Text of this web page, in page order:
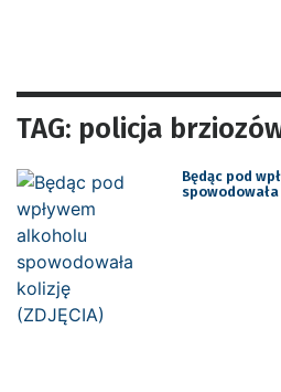
TAG: policja
Będąc pod
spowodowała